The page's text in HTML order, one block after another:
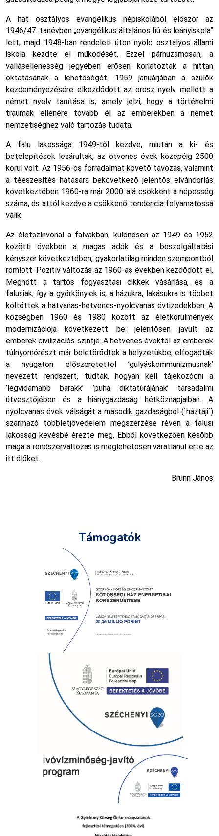
A hat osztályos evangélikus népiskolából először az
1946/47. tanévben „evangélikus általános fiú és leányiskola”
lett, majd 1948-ban rendeleti úton nyolc osztályos állami
iskola kezdte el működését. Ezzel párhuzamosan, a
vallásellenesség jegyében erősen korlátozták a hittan
oktatásának a lehetőségét. 1959 januárjában a szülők
kezdeményezésére elkezdődött az orosz nyelv mellett a
német nyelv tanítása is, amely jelzi, hogy a történelmi
traumák ellenére tovább él az emberekben a német
nemzetiséghez való tartozás tudata.
A falu lakossága 1949-től kezdve, miután a ki- és
betelepítések lezárultak, az ötvenes évek közepéig 2500
körül volt. Az 1956-os forradalmat követő távozás, valamint
a téeszesítés hatására bekövetkező jelentős elvándorlás
következtében 1960-ra már 2000 alá csökkent a népesség
száma, és attól kezdve a csökkenő tendencia folyamatossá
válik.
Az életszínvonal a falvakban, különösen az 1949 és 1952
közötti években a magas adók és a beszolgáltatási
kényszer következtében, gyakorlatilag minden szempontból
romlott. Pozitív változás az 1960-as években kezdődött el.
Megnőtt a tartós fogyasztási cikkek vásárlása, és a
falusiak, így a györkönyiek is, a házukra, lakásukra is többet
költöttek a hatvanas-hetvenes-nyolcvanas évtizedekben. A
községben 1960 és 1980 között az életkörülmények
modernizációja következett be: jelentősen javult az
emberek civilizációs szintje. A hetvenes évektől az emberek
túlnyomórészt már beletörődtek a helyzetükbe, elfogadták
a nyugaton előszeretettel ’gulyáskommunizmusnak’
nevezett rendszert, tudták, hogyan kell tájékozódni a
’legvidámabb barakk’ ’puha diktatúrájának’ társadalmi
útvesztőjében és a hiánygazdaság hétköznapjaiban. A
nyolcvanas évek válságát a második gazdaságból (`háztáji`)
származó többletjövedelem megszerzése révén a falusi
lakosság kevésbé érezte meg. Ebből következően később
maga a rendszerváltozás is meglehetősen váratlanul érte az
itt élőket.
Brunn János
Támogatók